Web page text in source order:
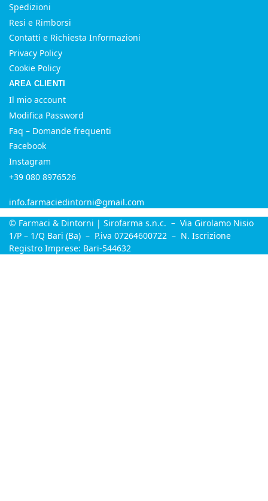
Spedizioni
Resi e Rimborsi
Contatti e Richiesta Informazioni
Privacy Policy
Cookie Policy
AREA CLIENTI
Il mio account
Modifica Password
Faq – Domande frequenti
Facebook
Instagram
+39 080 8976526
info.farmaciedintorni@gmail.com
© Farmaci & Dintorni | Sirofarma s.n.c. – Via Girolamo Nisio
1/P – 1/Q Bari (Ba) – P.iva 07264600722 – N. Iscrizione
Registro Imprese: Bari-544632